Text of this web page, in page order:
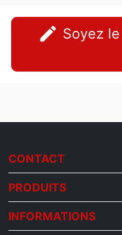
edit
CONTACT
PRODUITS
INFORMATIONS